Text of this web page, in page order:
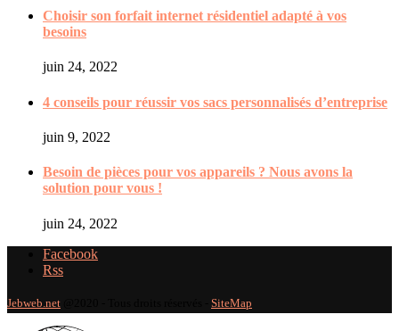
Choisir son forfait internet résidentiel adapté à vos
besoins
juin 24, 2022
4 conseils pour réussir vos sacs personnalisés d’entreprise
juin 9, 2022
Besoin de pièces pour vos appareils ? Nous avons la
solution pour vous !
juin 24, 2022
Facebook
Rss
Jebweb.net SiteMap